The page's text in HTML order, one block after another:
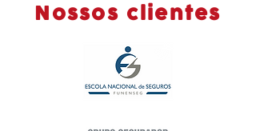
Nossos clientes